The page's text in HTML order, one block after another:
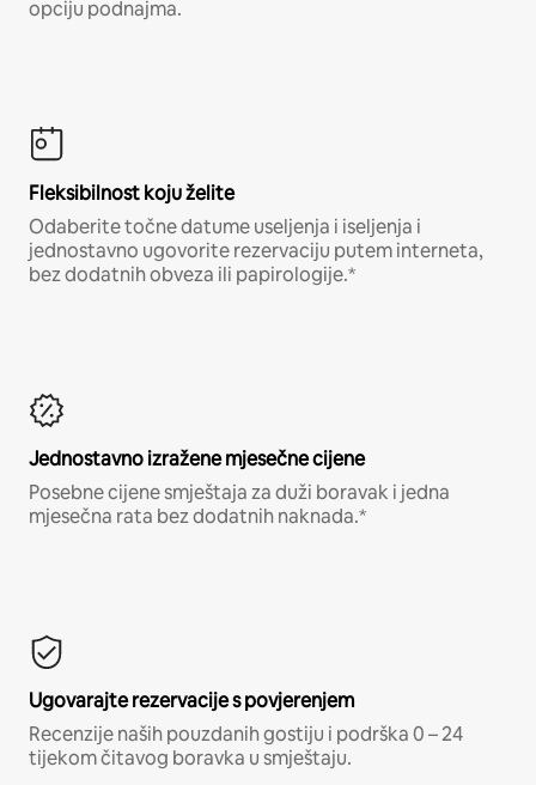
opciju podnajma.
Fleksibilnost koju želite
Odaberite točne datume useljenja i iseljenja i
jednostavno ugovorite rezervaciju putem interneta,
bez dodatnih obveza ili papirologije.*
Jednostavno izražene mjesečne cijene
Posebne cijene smještaja za duži boravak i jedna
mjesečna rata bez dodatnih naknada.*
Ugovarajte rezervacije s povjerenjem
Recenzije naših pouzdanih gostiju i podrška 0 – 24
tijekom čitavog boravka u smještaju.